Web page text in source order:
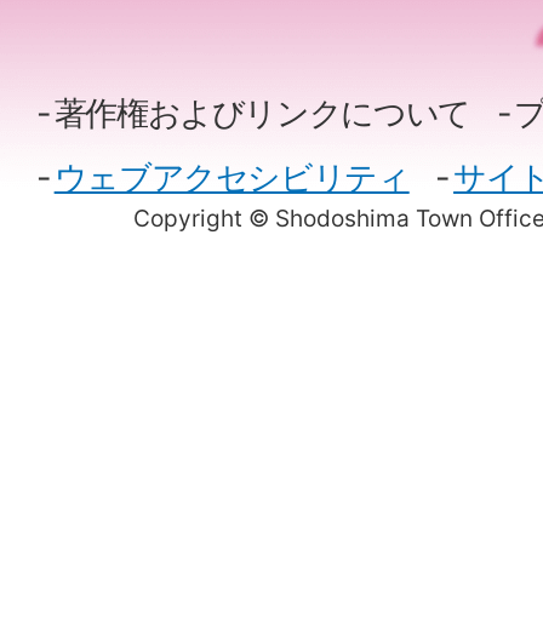
Copyright © Shodoshima Town
著作権およびリンクについて
ウェブアクセシビリティ
サイ